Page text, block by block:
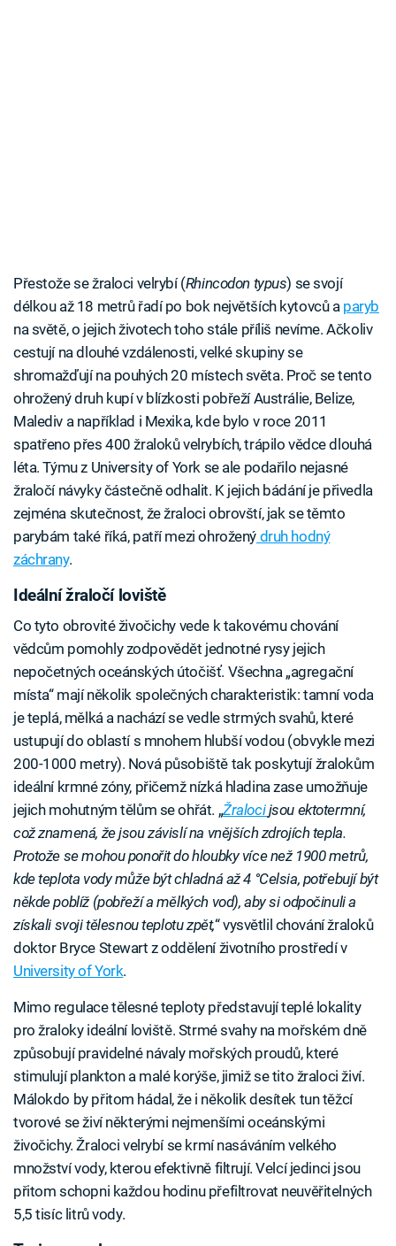
Přestože se žraloci velrybí (Rhincodon typus) se svojí
délkou až 18 metrů řadí po bok největších kytovců a paryb
na světě, o jejich životech toho stále příliš nevíme. Ačkoliv
cestují na dlouhé vzdálenosti, velké skupiny se
shromažďují na pouhých 20 místech světa. Proč se tento
ohrožený druh kupí v blízkosti pobřeží Austrálie, Belize,
Malediv a například i Mexika, kde bylo v roce 2011
spatřeno přes 400 žraloků velrybích, trápilo vědce dlouhá
léta. Týmu z University of York se ale podařilo nejasné
žraločí návyky částečně odhalit. K jejich bádání je přivedla
zejména skutečnost, že žraloci obrovští, jak se těmto
parybám také říká, patří mezi ohroženýdruh hodný
záchrany.
Ideální žraločí loviště
Co tyto obrovité živočichy vede k takovému chování
vědcům pomohly zodpovědět jednotné rysy jejich
nepočetných oceánských útočišť. Všechna „agregační
místa“ mají několik společných charakteristik: tamní voda
je teplá, mělká a nachází se vedle strmých svahů, které
ustupují do oblastí s mnohem hlubší vodou (obvykle mezi
200-1000 metry). Nová působiště tak poskytují žralokům
ideální krmné zóny, přičemž nízká hladina zase umožňuje
jejich mohutným tělům se ohřát. „Žralocijsou ektotermní,
což znamená, že jsou závislí na vnějších zdrojích tepla.
Protože se mohou ponořit do hloubky více než 1900 metrů,
kde teplota vody může být chladná až 4 °Celsia, potřebují být
někde poblíž (pobřeží a mělkých vod), aby si odpočinuli a
získali svoji tělesnou teplotu zpět,“ vysvětlil chování žraloků
doktor Bryce Stewart z oddělení životního prostředí v
University of York.
Mimo regulace tělesné teploty představují teplé lokality
pro žraloky ideální loviště. Strmé svahy na mořském dně
způsobují pravidelné návaly mořských proudů, které
stimulují plankton a malé korýše, jimiž se tito žraloci živí.
Málokdo by přitom hádal, že i několik desítek tun těžcí
tvorové se živí některými nejmenšími oceánskými
živočichy. Žraloci velrybí se krmí nasáváním velkého
množství vody, kterou efektivně filtrují. Velcí jedinci jsou
přitom schopni každou hodinu přefiltrovat neuvěřitelných
5,5 tisíc litrů vody.